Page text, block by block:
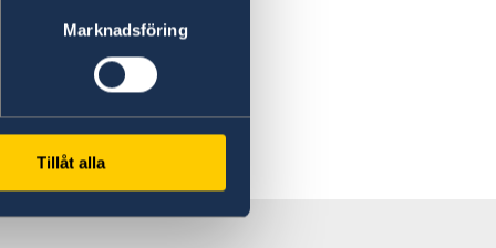
Marknadsföring
Tillåt alla